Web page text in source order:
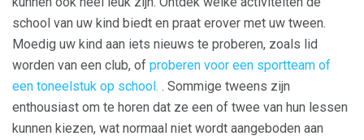
school van uw kind biedt en praat erover met uw tween.
Moedig uw kind aan iets nieuws te proberen, zoals lid
worden van een club, of proberen voor een sportteam of
een toneelstuk op school. . Sommige tweens zijn
enthousiast om te horen dat ze een of twee van hun lessen
kunnen kiezen, wat normaal niet wordt aangeboden aan